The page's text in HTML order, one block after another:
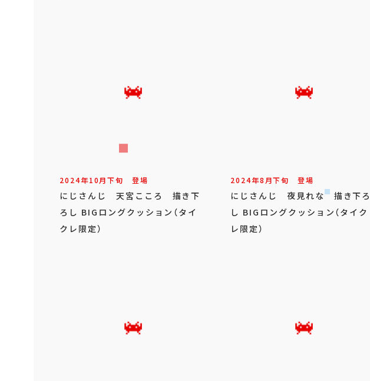
2024年10月下旬 登場
にじさんじ 天宮こころ 描き下
ろし BIGロングクッション（タイ
クレ限定）
2024年8月下旬 登場
にじさんじ 夜見れな 描き下ろ
し BIGロングクッション（タイク
レ限定）